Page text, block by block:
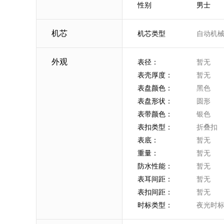
性别
男士
机芯 机芯类型 自动机械
外观 表径：
暂无
表壳厚度：
暂无
表盘颜色：
黑色
表盘形状：
圆形
表带颜色：
银色
表扣类型：
折叠扣
表底：
暂无
重量：
暂无
防水性能：
暂无
表耳间距：
暂无
表扣间距：
暂无
时标类型：
夜光时标